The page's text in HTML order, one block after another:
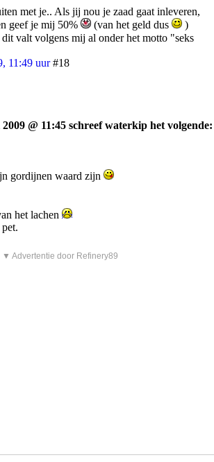
met je.. Als jij nou je zaad gaat inleveren,
geef je mij 50%
(van het geld dus
)
dit valt volgens mij al onder het motto "seks
11:49 uur #18
@ 11:45 schreef waterkip het volgende:
gordijnen waard zijn
het lachen
▼ Advertentie door Refinery89